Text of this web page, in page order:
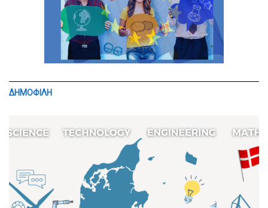
ΔΗΜΟΦΙΛΗ